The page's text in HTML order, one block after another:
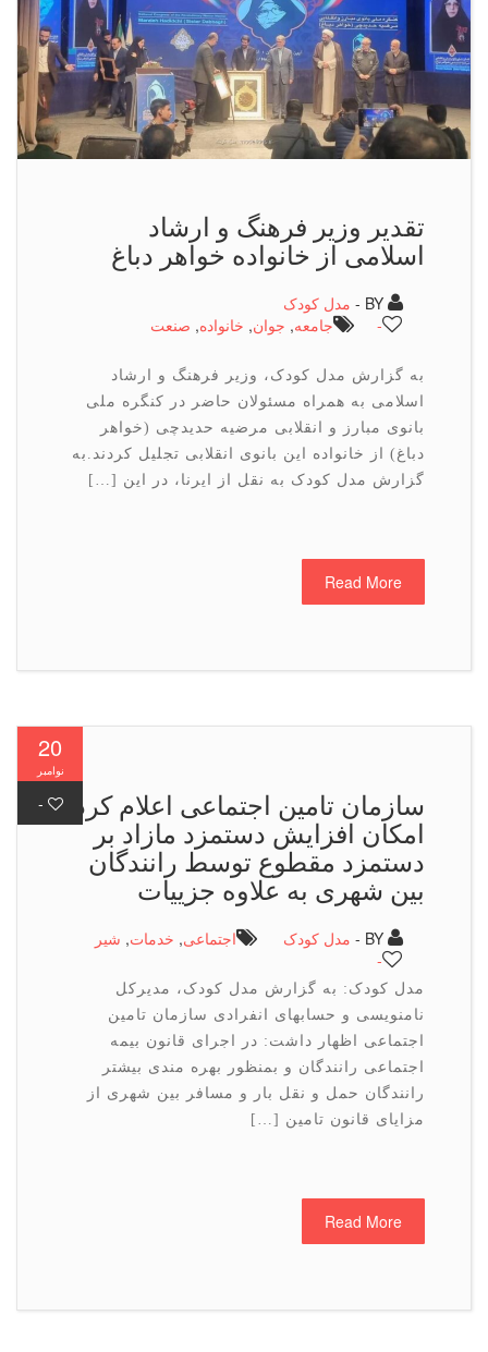
تقدیر وزیر فرهنگ و ارشاد
اسلامی از خانواده خواهر دباغ
مدل کودک
جامعه,جوان,خانواده, صنعت
به گزارش مدل کودک، وزیر فرهنگ و ارشاد
اسلامی به همراه مسئولان حاضر در کنگره ملی
بانوی مبارز و انقلابی مرضیه حدیدچی (خواهر
دباغ) از خانواده این بانوی انقلابی تجلیل کردند.به
گزارش مدل کودک به نقل از ایرنا، در این […]
Read More
-
سازمان تامین اجتماعی اعلام كرد
امکان افزایش دستمزد مازاد بر
دستمزد مقطوع توسط رانندگان
بین شهری به علاوه جزییات
مدل کودک اجتماعی,خدمات, شیر
مدل کودک: به گزارش مدل کودک، مدیرکل
نامنویسی و حسابهای انفرادی سازمان تامین
اجتماعی اظهار داشت: در اجرای قانون بیمه
اجتماعی رانندگان و بمنظور بهره مندی بیشتر
رانندگان حمل و نقل بار و مسافر بین شهری از
مزایای قانون تامین […]
Read More